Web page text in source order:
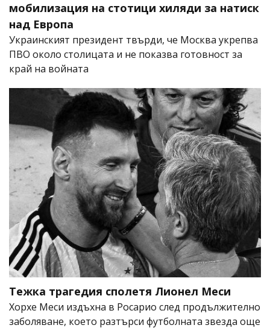
мобилизация на стотици хиляди за натиск
над Европа
Украинският президент твърди, че Москва укрепва
ПВО около столицата и не показва готовност за
край на войната
Тежка трагедия сполетя Лионел Меси
Хорхе Меси издъхна в Росарио след продължително
заболяване, което разтърси футболната звезда още